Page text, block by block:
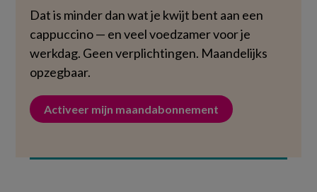
Dat is minder dan wat je kwijt bent aan een
cappuccino — en veel voedzamer voor je
werkdag. Geen verplichtingen. Maandelijks
opzegbaar.
Activeer mijn maandabonnement